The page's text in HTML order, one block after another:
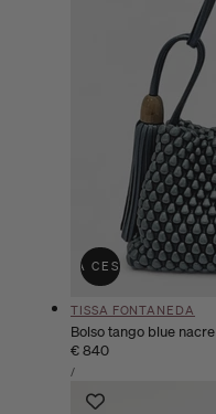
A LA CESTAAGOTADO
Proveedor:
TISSA FONTANEDA
Bolso tango blue nacre
Precio
habitual
€ 840
PRECIO
UNITARIO
/POR